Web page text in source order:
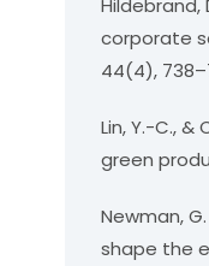
corporate
44(4),
Lin, Y.-C.,
green
Newman,
shape the